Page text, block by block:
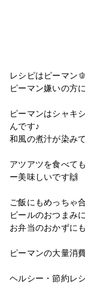
レシピはピーマン🫑
ピーマン嫌いの方
ピーマンはシャキ
んです♪
和風の煮汁が染み
アツアツを食べて
ー美味しいです🙌
ご飯にもめっちゃ
ビールのおつまみ
お弁当のおかずに
ピーマンの大量消
ヘルシー・節約レ